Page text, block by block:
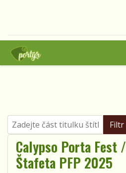
Zadejte část titulku štítku Filtr
Calypso Porta Fest /
Štafeta PFP 2025